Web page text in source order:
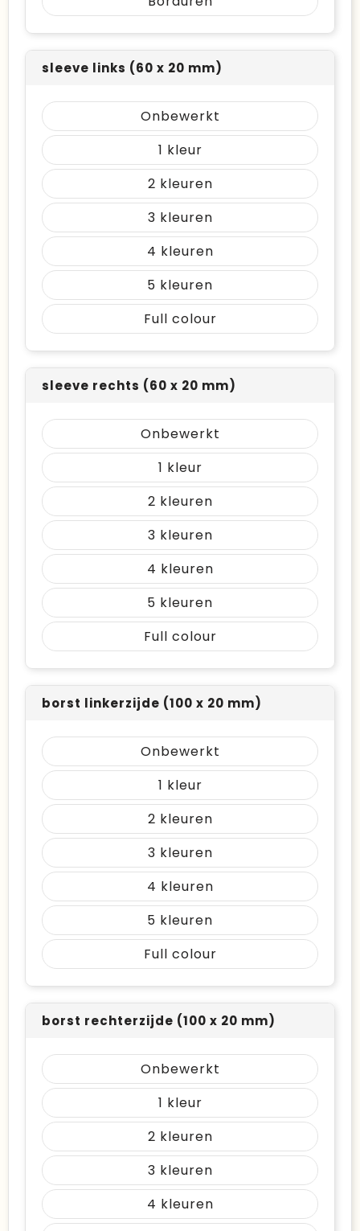
sleeve links (60 x 20 mm)
Onbewerkt
1
2
3
4
5
Full colour
sleeve rechts (60 x 20 mm)
Onbewerkt
1
2
3
4
5
Full colour
borst linkerzijde (100 x 20 mm)
Onbewerkt
1
2
3
4
5
Full colour
borst rechterzijde (100 x 20 mm)
Onbewerkt
1
2
3
4